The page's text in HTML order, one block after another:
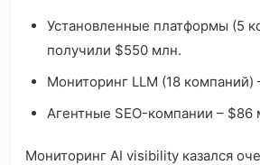
Установленные платформы (5
получили $550 млн.
Мониторинг LLM (18 компаний)
Агентные SEO-компании – $86
Мониторинг AI visibility казался